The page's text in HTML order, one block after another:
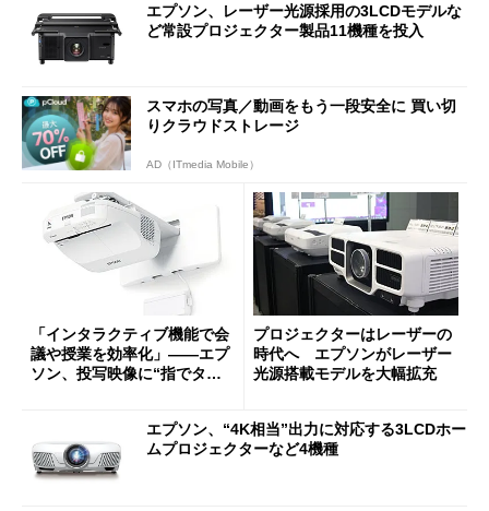
エプソン、レーザー光源採用の3LCDモデルな
ど常設プロジェクター製品11機種を投入
スマホの写真／動画をもう一段安全に 買い切
りクラウドストレージ
AD（ITmedia Mobile）
「インタラクティブ機能で会
議や授業を効率化」――エプ
ソン、投写映像に“指でタッ
プロジェクターはレーザーの
時代へ エプソンがレーザー
光源搭載モデルを大幅拡充
エプソン、“4K相当”出力に対応する3LCDホー
ムプロジェクターなど4機種